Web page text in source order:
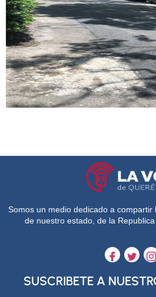
Somos un medio dedicado a
de nuestro estado, de la
SUSCRIBETE A